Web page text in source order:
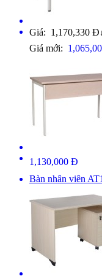
Giá: 1,170,330 Đ ↓
Giá mới:
1,130,000 Đ
Bàn nhân viên